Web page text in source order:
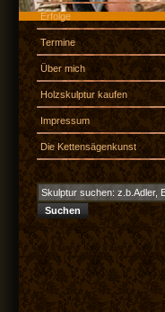
Erfolge
Termine
Über mich
Holzskulptur kaufen
Impressum
Die Kettensägenkunst